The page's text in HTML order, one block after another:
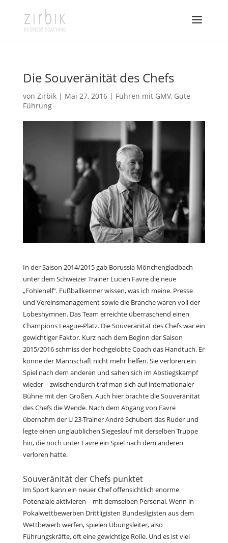
Die Souveränität des Chefs
von Zirbik| Mai 27, 2016| Führen mit GMV, Gute
Führung
In der Saison 2014/2015 gab Borussia Mönchengladbach
unter dem Schweizer Trainer Lucien Favre die neue
„Fohlenelf“. Fußballkenner wissen, was ich meine. Presse
und Vereinsmanagement sowie die Branche waren voll der
Lobeshymnen. Das Team erreichte überraschend einen
Champions League-Platz. Die Souveränität des Chefs war ein
gewichtiger Faktor. Kurz nach dem Beginn der Saison
2015/2016 schmiss der hochgelobte Coach das Handtuch. Er
könne der Mannschaft nicht mehr helfen. Sie verloren ein
Spiel nach dem anderen und sahen sich im Abstiegskampf
wieder – zwischendurch traf man sich auf internationaler
Bühne mit den Großen. Auch hier brachte die Souveränität
des Chefs die Wende. Nach dem Abgang von Favre
übernahm der U 23-Trainer André Schubert das Ruder und
legte einen unglaublichen Siegeslauf mit derselben Truppe
hin, die noch unter Favre ein Spiel nach dem anderen
verloren hatte.
Souveränität der Chefs punktet
Im Sport kann ein neuer Chef offensichtlich enorme
Potenziale aktivieren – mit demselben Personal. Wenn in
Pokalwettbewerben Drittligisten Bundesligisten aus dem
Wettbewerb werfen, spielen Übungsleiter, also
Führungskräfte, oft eine gewichtige Rolle. Und es ist viel